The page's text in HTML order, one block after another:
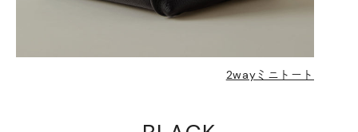
2wayミニトート